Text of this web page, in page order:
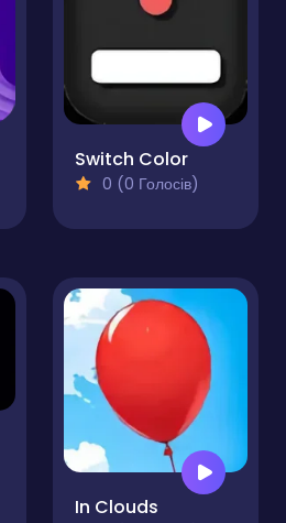
Switch Color
0 (0 Голосів)
In Clouds